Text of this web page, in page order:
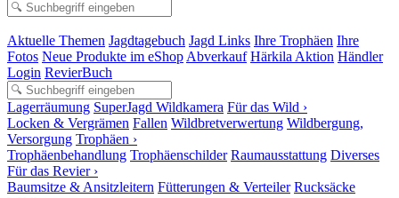
Aktuelle Themen Jagdtagebuch Jagd Links Ihre Trophäen Ihre
Fotos Neue Produkte im eShop Abverkauf Härkila Aktion Händler
Login RevierBuch
Lagerräumung SuperJagd Wildkamera Für das Wild ›
Locken & Vergrämen Fallen Wildbretverwertung Wildbergung,
Versorgung Trophäen ›
Trophäenbehandlung Trophäenschilder Raumausstattung Diverses
Für das Revier ›
Baumsitze & Ansitzleitern Fütterungen & Verteiler Rucksäcke